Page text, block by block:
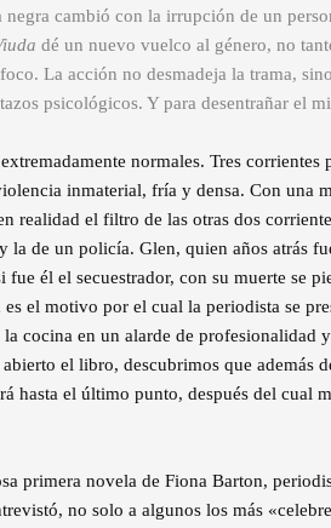
cambió con la irrupción de un
dé un nuevo vuelco al género, no
La acción no desmadeja la trama,
psicológicos. Y para desentrañar el
normales. Tres
inmaterial, fría y densa. Con una
realidad el filtro de las otras dos
la de un policía. Glen, quien años atrás
él el secuestrador, con su muerte se
el motivo por el cual la periodista se
la cocina en un alarde de profesionalidad
abierto el libro, descubrimos que además
hasta el último punto, después del cual
primera novela de Fiona Barton,
no solo a algunos los más